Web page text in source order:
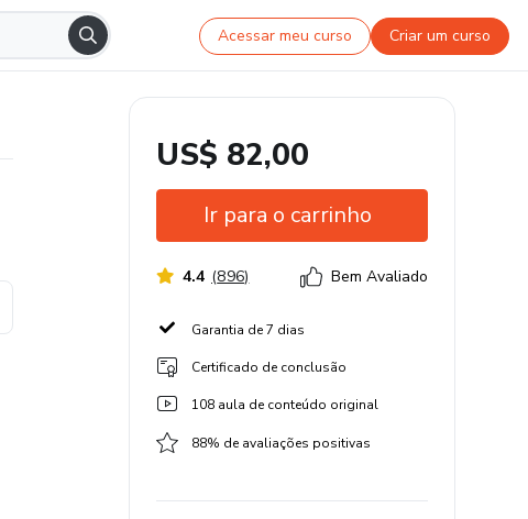
Acessar meu curso Criar um curso
US$ 82,00
Ir para o carrinho
4.4 (896) Bem Avaliado
Garantia de 7 dias
Certificado de conclusão
108 aula de conteúdo original
88% de avaliações positivas